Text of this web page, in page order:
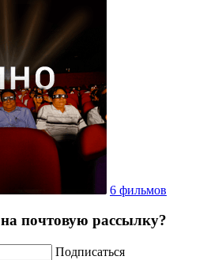
6 фильмов
почтовую рассылку?
Подписаться